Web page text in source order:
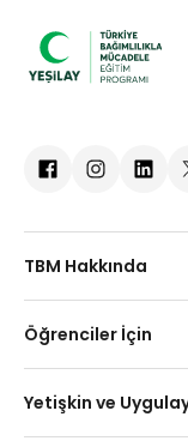
TBM Hakkında
Kurumsal İşbirlikleri
Haberler
Öğrenciler İçin
İlkokul
Yetişkin ve